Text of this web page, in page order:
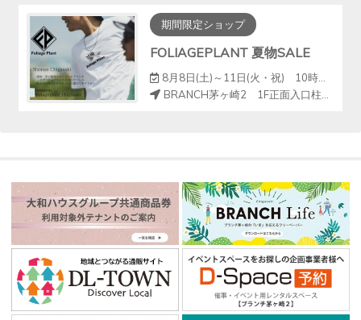
期間限定ショップ
FOLIAGEPLANT 夏物SALE
8月8日(土)～11日(火・祝) 10時～18時
BRANCH茅ヶ崎2 1F正面入口柱周り（クイックカット前）